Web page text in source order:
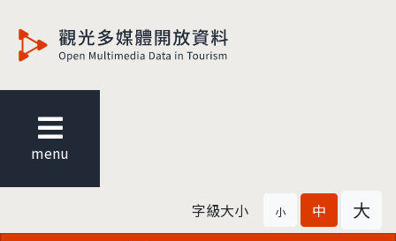
menu
字級大小 小 中 大